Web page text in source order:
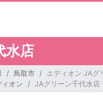
水店
鳥取市
エディオン JAグ
ィオン JAグリーン千代水店